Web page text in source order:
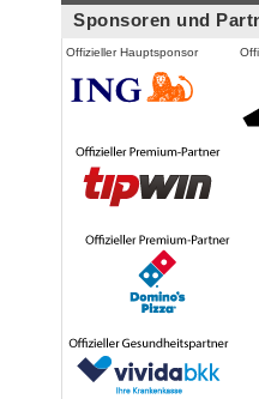
Sponsoren und
Offizieller Hauptsponsor